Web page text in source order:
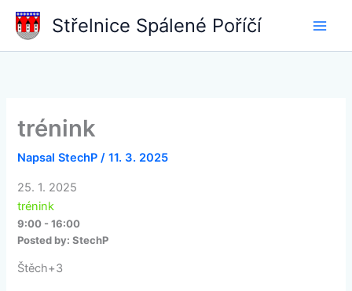
Přeskočit
Střelnice Spálené Poříčí
trénink
NapsalStechP/11. 3. 2025
25. 1. 2025
trénink
9:00 - 16:00
Posted by: StechP
Štěch+3